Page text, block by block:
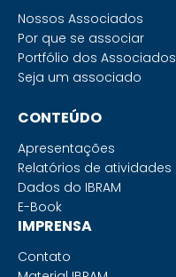
Nossos Associados
Por que se associar
Portfólio dos Associados
Seja um associado
CONTEÚDO
Apresentações
Relatórios de atividades
Dados do IBRAM
E-Book
IMPRENSA
Contato